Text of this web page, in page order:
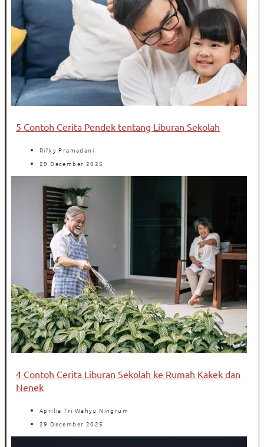
5 Contoh Cerita Pendek tentang Liburan Sekolah
Rifky Pramadani
29 December 2025
4 Contoh Cerita Liburan Sekolah ke Rumah Kakek dan
Nenek
Aprilia Tri Wahyu Ningrum
29 December 2025